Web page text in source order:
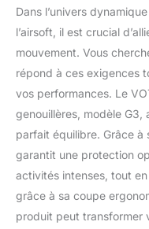
Dans l’univers
l’airsoft, il est crucial
mouvement. Vous
répond à ces exigences
vos performances. Le
genouillères, modèle
parfait équilibre. Grâce à
garantit une protection
activités intenses, tout
grâce à sa coupe
produit peut transformer